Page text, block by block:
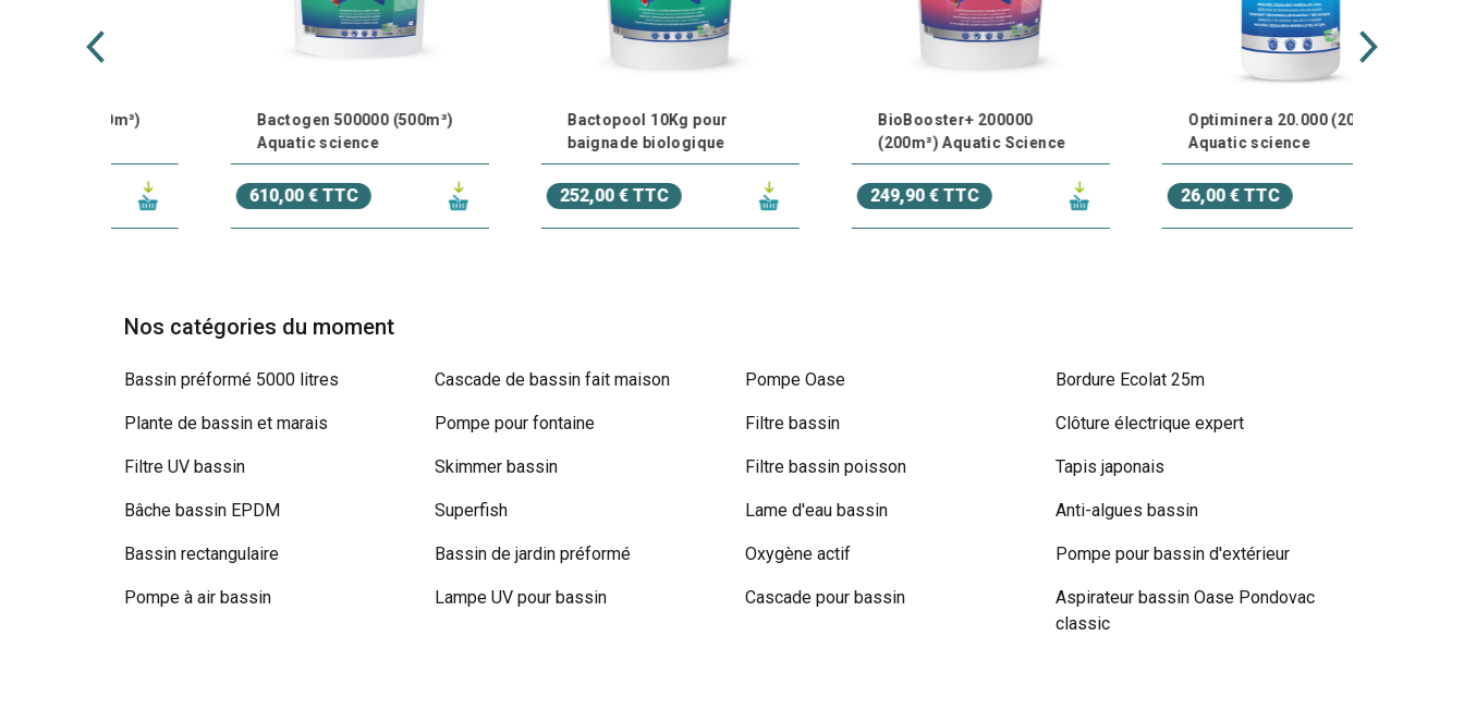
Bactogen 500000 (500m³)
Aquatic science
610,00 € TTC
Bactopool 10Kg pour
baignade biologique
252,00 € TTC
BioBooster+ 200000
(200m³) Aquatic Science
249,90 € TTC
Optiminera 20.000 (20m³)
Aquatic science
26,00 € TTC
Nos catégories du moment
Bassin préformé 5000 litres
Plante de bassin et marais
Filtre UV bassin
Bâche bassin EPDM
Bassin rectangulaire
Pompe à air bassin
Cascade de bassin fait maison
Pompe pour fontaine
Skimmer bassin
Superfish
Bassin de jardin préformé
Lampe UV pour bassin
Pompe Oase
Filtre bassin
Filtre bassin poisson
Lame d'eau bassin
Oxygène actif
Cascade pour bassin
Bordure Ecolat 25m
Clôture électrique expert
Tapis japonais
Anti-algues bassin
Pompe pour bassin d'extérieur
Aspirateur bassin Oase Pondovac
classic